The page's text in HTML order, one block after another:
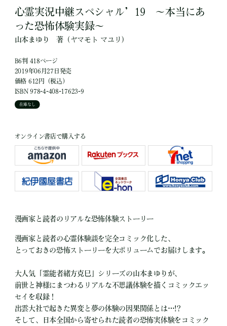
心霊実況中継スペシャル’19 ～本当にあ
った恐怖体験実録～
山本まゆり 著 （ヤマモト マユリ）
B6判 418ページ
2019年06月27日発売
価格 612円（税込）
ISBN 978-4-408-17623-9
在庫なし
オンライン書店で購入する
漫画家と読者のリアルな恐怖体験ストーリー
漫画家と読者の心霊体験談を完全コミック化した、
とっておきの恐怖ストーリーを大ボリュームでお届けします。
大人気「霊能者緒方克巳」シリーズの山本まゆりが、
前世と神様にまつわるリアルな不思議体験を描くコミックエッ
セイを収録！
出雲大社で起きた異変と夢の体験の因果関係とは…!?
そして、日本全国から寄せられた読者の恐怖実体験をコミック